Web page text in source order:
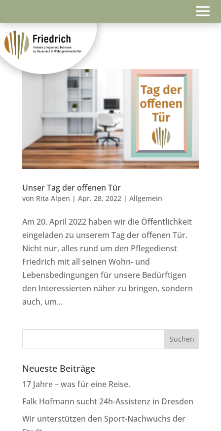
Unser Tag der offenen Tür
von Rita Alpen | Apr. 28, 2022 | Allgemein
Am 20. April 2022 haben wir die Öffentlichkeit
eingeladen zu unserem Tag der offenen Tür.
Nicht nur, alles rund um den Pflegedienst
Friedrich mit all seinen Wohn- und
Lebensbedingungen für unsere Bedürftigen
den Interessierten näher zu bringen, sondern
auch, um...
Neueste Beiträge
17 Jahre – was für eine Reise.
Falk Hofmann sucht 24h-Assistenz in Dresden
Wir unterstützen den Sport-Nachwuchs der